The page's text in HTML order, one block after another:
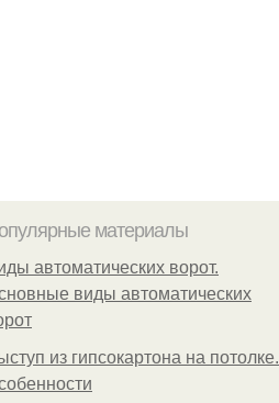
материалы
автоматических ворот.
виды автоматических
из гипсокартона на потолке.